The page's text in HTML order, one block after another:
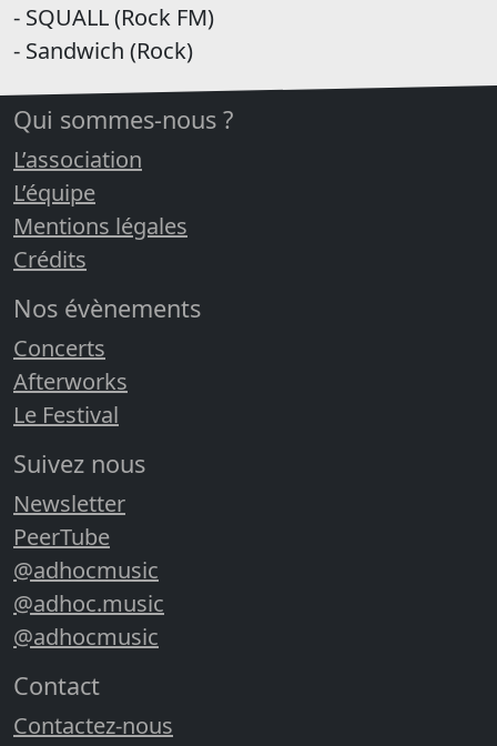
- SQUALL (Rock FM)
- Sandwich (Rock)
Qui sommes-nous ?
L’association
L’équipe
Mentions légales
Crédits
Nos évènements
Concerts
Afterworks
Le Festival
Suivez nous
Newsletter
PeerTube
@adhocmusic
@adhoc.music
@adhocmusic
Contact
Contactez-nous